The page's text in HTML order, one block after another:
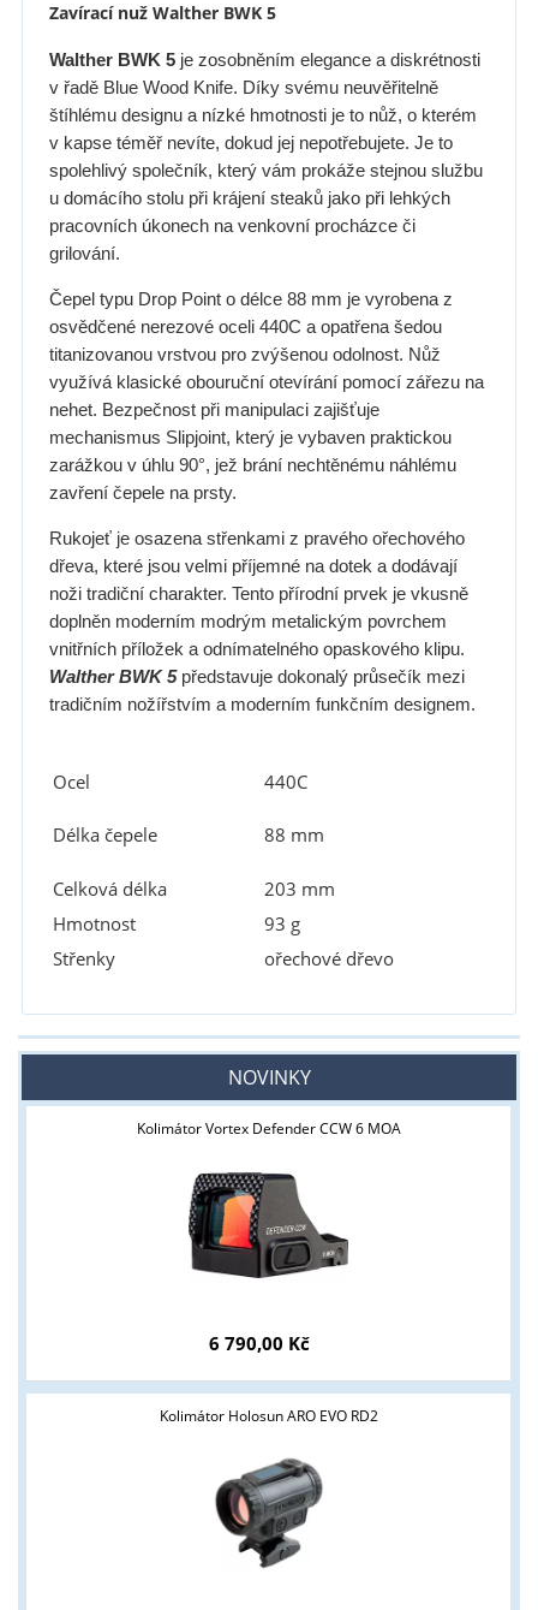
Zavírací nuž Walther BWK 5
Walther BWK 5je zosobněním elegance a diskrétnosti
v řadě Blue Wood Knife. Díky svému neuvěřitelně
štíhlému designu a nízké hmotnosti je to nůž, o kterém
v kapse téměř nevíte, dokud jej nepotřebujete. Je to
spolehlivý společník, který vám prokáže stejnou službu
u domácího stolu při krájení steaků jako při lehkých
pracovních úkonech na venkovní procházce či
grilování.
Čepel typu Drop Point o délce 88 mm je vyrobena z
osvědčené nerezové oceli 440C a opatřena šedou
titanizovanou vrstvou pro zvýšenou odolnost. Nůž
využívá klasické obouruční otevírání pomocí zářezu na
nehet. Bezpečnost při manipulaci zajišťuje
mechanismus Slipjoint, který je vybaven praktickou
zarážkou v úhlu 90°, jež brání nechtěnému náhlému
zavření čepele na prsty.
Rukojeť je osazena střenkami z pravého ořechového
dřeva, které jsou velmi příjemné na dotek a dodávají
noži tradiční charakter. Tento přírodní prvek je vkusně
doplněn moderním modrým metalickým povrchem
vnitřních příložek a odnímatelného opaskového klipu.
Walther BWK 5 představuje dokonalý průsečík mezi
tradičním nožířstvím a moderním funkčním designem.
Ocel 440C
Délka čepele 88 mm
Celková délka
203 mm
Hmotnost
93 g
Střenky
ořechové dřevo
NOVINKY
Kolimátor Vortex Defender CCW 6 MOA
6 790,00 Kč
Kolimátor Holosun ARO EVO RD2